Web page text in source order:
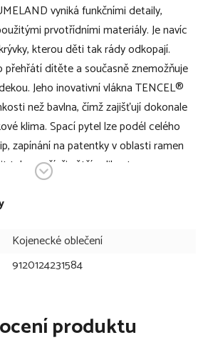
vyniká funkčními detaily,
prvotřídními materiály. Je navíc
kterou děti tak rády odkopají.
přehřátí dítěte a současně znemožňuje
Jeho inovativní vlákna TENCEL®
než bavlna, čímž zajišťují dokonale
klima. Spací pytel lze podél celého
zapínání na patentky v oblasti ramen
tak menší, či větší velikost.
Liebmich je doplněk ke
Liebmich, který lze ale používat i
barvě (není chemicky bělená) a její
Vám usnadní manipulaci s dítětem.
který dýchá
Kojenecké oblečení
9120124231584
produktu